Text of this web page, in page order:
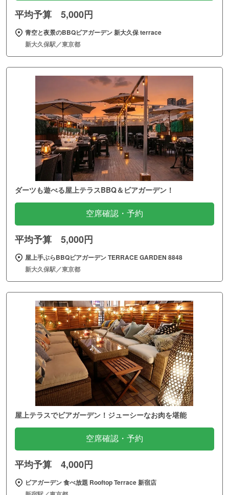
平均予算 5,000円
青空と夜景のBBQビアガーデン 新大久保 terrace
新大久保駅／東京都
ダーツも遊べる屋上テラスBBQ＆ビアガーデン！
空席確認・予約
平均予算 5,000円
屋上手ぶらBBQビアガーデン TERRACE GARDEN 8848
新大久保駅／東京都
屋上テラスでビアガーデン！ジューシーなお肉を堪能
空席確認・予約
平均予算 4,000円
ビアガーデン 食べ放題 Rooftop Terrace 新宿店